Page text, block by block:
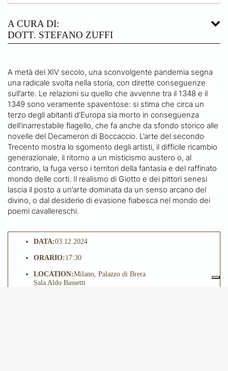
A CURA DI:
DOTT. STEFANO ZUFFI
A metà del XIV secolo, una sconvolgente pandemia segna
una radicale svolta nella storia, con dirette conseguenze
sull’arte. Le relazioni su quello che avvenne tra il 1348 e il
1349 sono veramente spaventose: si stima che circa un
terzo degli abitanti d’Europa sia morto in conseguenza
dell’inarrestabile flagello, che fa anche da sfondo storico alle
novelle del Decameron di Boccaccio. L’arte del secondo
Trecento mostra lo sgomento degli artisti, il difficile ricambio
generazionale, il ritorno a un misticismo austero o, al
contrario, la fuga verso i territori della fantasia e del raffinato
mondo delle corti. Il realismo di Giotto e dei pittori senesi
lascia il posto a un’arte dominata da un senso arcano del
divino, o dal desiderio di evasione fiabesca nel mondo dei
poemi cavallereschi.
DATA:03.12.2024
ORARIO:17:30
LOCATION:Milano, Palazzo di Brera
Sala Aldo Bassetti